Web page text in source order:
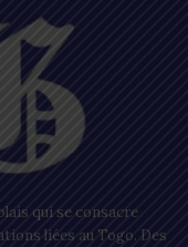
qui se consacre
liées au Togo. Des